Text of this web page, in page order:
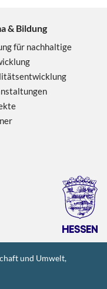
& Bildung
für nachhaltige
und Umwelt,